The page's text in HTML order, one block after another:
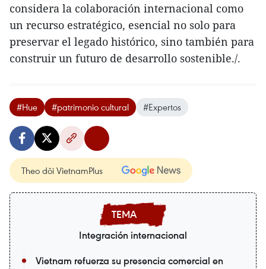
considera la colaboración internacional como
un recurso estratégico, esencial no solo para
preservar el legado histórico, sino también para
construir un futuro de desarrollo sostenible./.
#Hue #patrimonio cultural #Expertos
Theo dõi VietnamPlus
Integración internacional
Vietnam refuerza su presencia comercial en